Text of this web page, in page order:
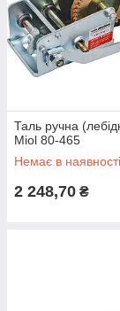
Таль ручна
Miol 80-465
Немає в наявності
2 248,70 ₴